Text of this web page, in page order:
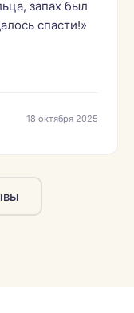
запах был
спасти!»
18 октября 2025